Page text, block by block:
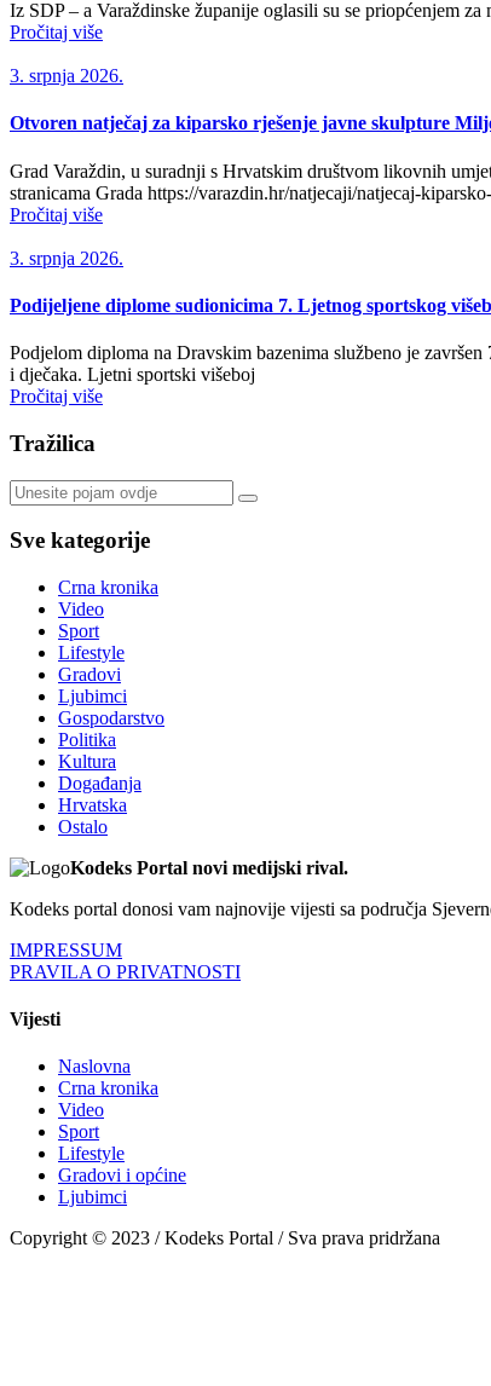
Iz SDP – a Varaždinske županije oglasili su se priopćenjem
Pročitaj više
3. srpnja 2026.
Otvoren natječaj za kiparsko rješenje javne skulpture
Grad Varaždin, u suradnji s Hrvatskim društvom likovnih
stranicama Grada https://varazdin.hr/natjecaji/natjecaj-
Pročitaj više
3. srpnja 2026.
Podijeljene diplome sudionicima 7. Ljetnog sportskog
Podjelom diploma na Dravskim bazenima službeno je
i dječaka. Ljetni sportski višeboj
Pročitaj više
Tražilica
Sve kategorije
Crna kronika
Video
Sport
Lifestyle
Gradovi
Ljubimci
Gospodarstvo
Politika
Kultura
Događanja
Hrvatska
Ostalo
Kodeks Portal novi medijski rival.
Kodeks portal donosi vam najnovije vijesti sa područja
IMPRESSUM
PRAVILA O PRIVATNOSTI
Vijesti
Naslovna
Crna kronika
Video
Sport
Lifestyle
Gradovi i općine
Ljubimci
Copyright © 2023 / Kodeks Portal / Sva prava pridržana